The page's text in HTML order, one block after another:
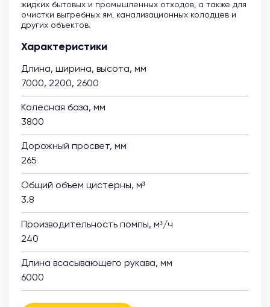
жидких бытовых и промышленных отходов, а также для
очистки выгребных ям, канализационных колодцев и
других объектов.
Характеристики
Длина, ширина, высота, мм
7000, 2200, 2600
Колесная база, мм
3800
Дорожный просвет, мм
265
Общий объем цистерны, м³
3.8
Производительность помпы, м³/ч
240
Длина всасывающего рукава, мм
6000